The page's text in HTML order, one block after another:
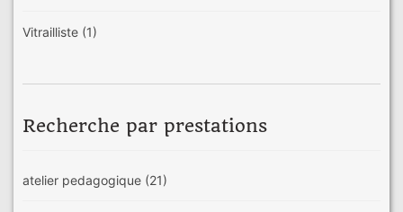
Vitrailliste (1)
Recherche par prestations
atelier pedagogique (21)